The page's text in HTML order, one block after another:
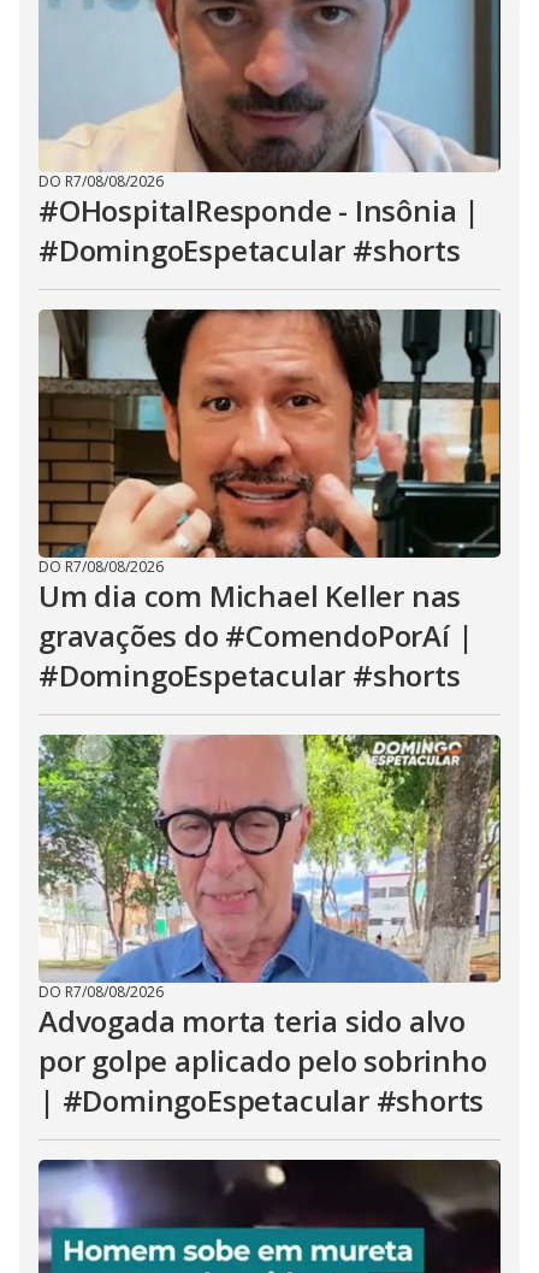
DO R7/08/08/2026
#OHospitalResponde - Insônia |
#DomingoEspetacular #shorts
DO R7/08/08/2026
Um dia com Michael Keller nas
gravações do #ComendoPorAí |
#DomingoEspetacular #shorts
DO R7/08/08/2026
Advogada morta teria sido alvo
por golpe aplicado pelo sobrinho
| #DomingoEspetacular #shorts